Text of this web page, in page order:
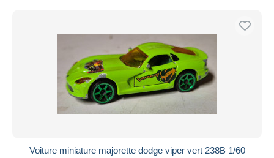
Voiture miniature majorette dodge viper vert 238B 1/60